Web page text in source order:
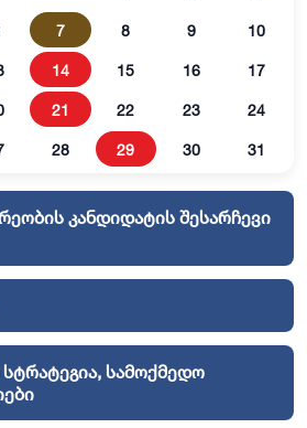
7 8 9 10
14 15 16 17
21 22 23 24
28 29 30 31
კანდიდატის შესარჩევი
სამოქმედო